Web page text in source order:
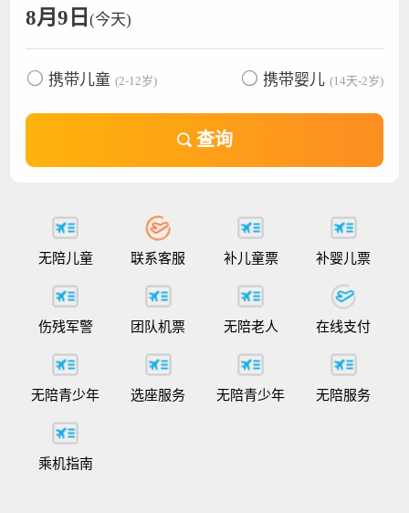
8月9日 (今天)
携带儿童 (2-12岁) 携带婴儿 (14天-2岁)
查询
无陪儿童 联系客服 补儿童票 补婴儿票
伤残军警 团队机票 无陪老人 在线支付
无陪青少年 选座服务 无陪青少年 无陪服务
乘机指南